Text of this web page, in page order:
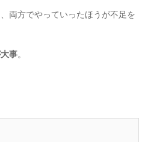
両方でやっていったほうが不足を
事。